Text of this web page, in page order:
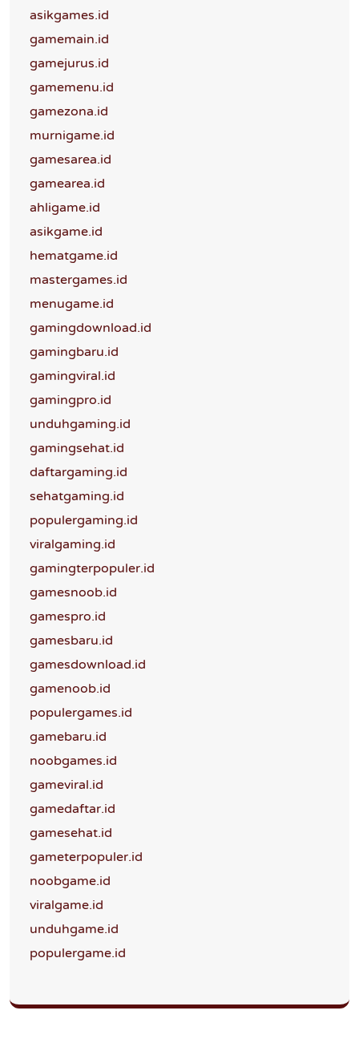
asikgames.id
gamemain.id
gamejurus.id
gamemenu.id
gamezona.id
murnigame.id
gamesarea.id
gamearea.id
ahligame.id
asikgame.id
hematgame.id
mastergames.id
menugame.id
gamingdownload.id
gamingbaru.id
gamingviral.id
gamingpro.id
unduhgaming.id
gamingsehat.id
daftargaming.id
sehatgaming.id
populergaming.id
viralgaming.id
gamingterpopuler.id
gamesnoob.id
gamespro.id
gamesbaru.id
gamesdownload.id
gamenoob.id
populergames.id
gamebaru.id
noobgames.id
gameviral.id
gamedaftar.id
gamesehat.id
gameterpopuler.id
noobgame.id
viralgame.id
unduhgame.id
populergame.id